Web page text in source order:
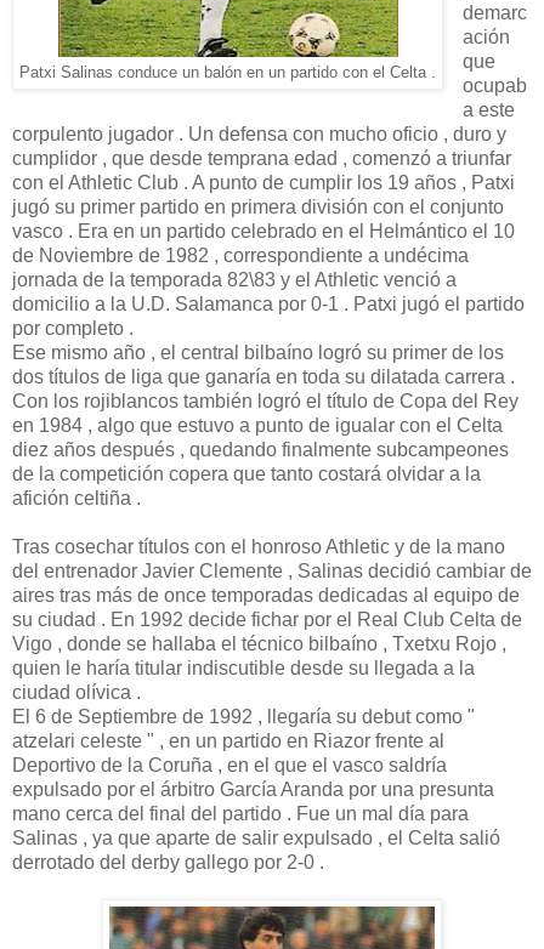
Patxi Salinas conduce un balón en un partido con el Celta .
demarc
ación
que
ocupab
a este
corpulento jugador . Un defensa con mucho oficio , duro y
cumplidor , que desde temprana edad , comenzó a triunfar
con el Athletic Club . A punto de cumplir los 19 años , Patxi
jugó su primer partido en primera división con el conjunto
vasco . Era en un partido celebrado en el Helmántico el 10
de Noviembre de 1982 , correspondiente a undécima
jornada de la temporada 82\83 y el Athletic venció a
domicilio a la U.D. Salamanca por 0-1 . Patxi jugó el partido
por completo .
Ese mismo año , el central bilbaíno logró su primer de los
dos títulos de liga que ganaría en toda su dilatada carrera .
Con los rojiblancos también logró el título de Copa del Rey
en 1984 , algo que estuvo a punto de igualar con el Celta
diez años después , quedando finalmente subcampeones
de la competición copera que tanto costará olvidar a la
afición celtiña .
Tras cosechar títulos con el honroso Athletic y de la mano
del entrenador Javier Clemente , Salinas decidió cambiar de
aires tras más de once temporadas dedicadas al equipo de
su ciudad . En 1992 decide fichar por el Real Club Celta de
Vigo , donde se hallaba el técnico bilbaíno , Txetxu Rojo ,
quien le haría titular indiscutible desde su llegada a la
ciudad olívica .
El 6 de Septiembre de 1992 , llegaría su debut como "
atzelari celeste " , en un partido en Riazor frente al
Deportivo de la Coruña , en el que el vasco saldría
expulsado por el árbitro García Aranda por una presunta
mano cerca del final del partido . Fue un mal día para
Salinas , ya que aparte de salir expulsado , el Celta salió
derrotado del derby gallego por 2-0 .